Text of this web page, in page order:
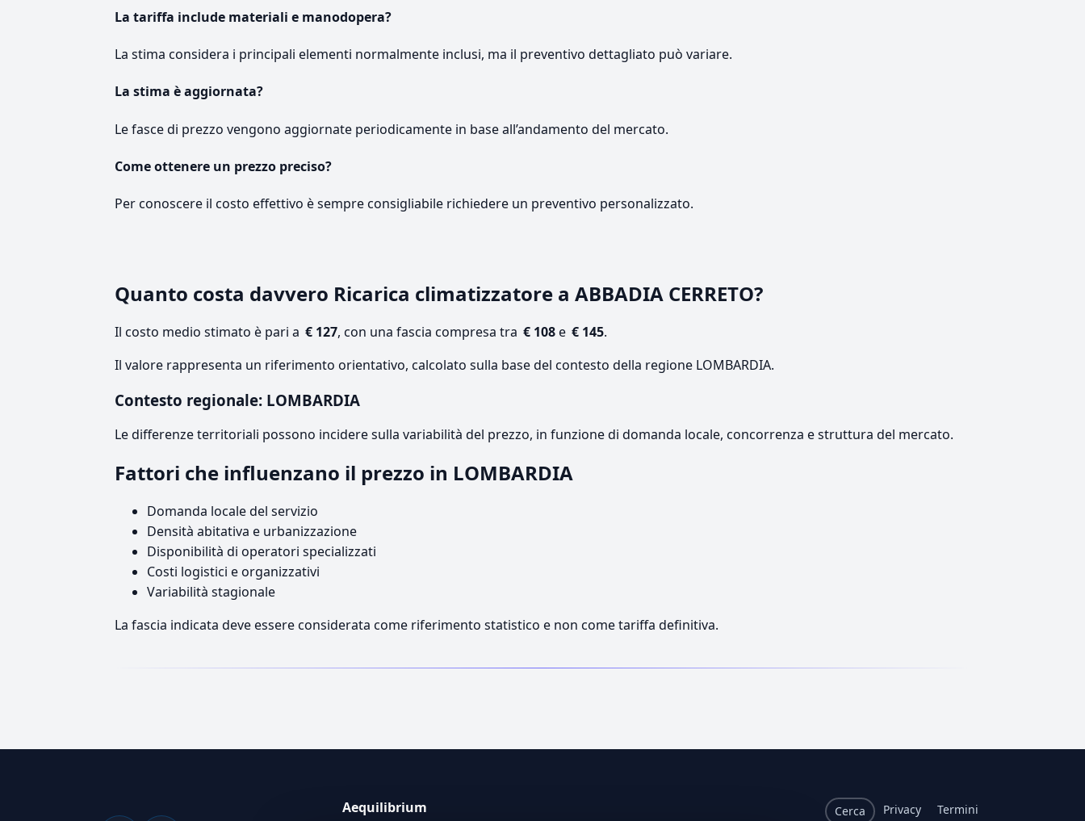
La tariffa include materiali e manodopera?
La stima considera i principali elementi normalmente inclusi, ma il preventivo dettagliato può variare.
La stima è aggiornata?
Le fasce di prezzo vengono aggiornate periodicamente in base all’andamento del mercato.
Come ottenere un prezzo preciso?
Per conoscere il costo effettivo è sempre consigliabile richiedere un preventivo personalizzato.
Quanto costa davvero Ricarica climatizzatore a ABBADIA CERRETO?
Il costo medio stimato è pari a € 127, con una fascia compresa tra € 108e € 145.
Il valore rappresenta un riferimento orientativo, calcolato sulla base del contesto della regione LOMBARDIA.
Contesto regionale: LOMBARDIA
Le differenze territoriali possono incidere sulla variabilità del prezzo, in funzione di domanda locale, concorrenza e struttura del mercato.
Fattori che influenzano il prezzo in LOMBARDIA
Domanda locale del servizio
Densità abitativa e urbanizzazione
Disponibilità di operatori specializzati
Costi logistici e organizzativi
Variabilità stagionale
La fascia indicata deve essere considerata come riferimento statistico e non come tariffa definitiva.
Aequilibrium Cerca Privacy Termini